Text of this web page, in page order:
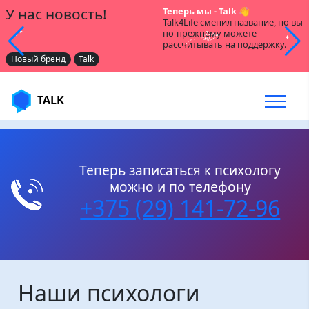
У нас новость!
Теперь мы - Talk 👋
Talk4Life сменил название, но вы
по-прежнему можете
рассчитывать на поддержку.
Новый бренд Talk
TALK
Теперь записаться к психологу
можно и по телефону
+375 (29) 141-72-96
Наши психологи